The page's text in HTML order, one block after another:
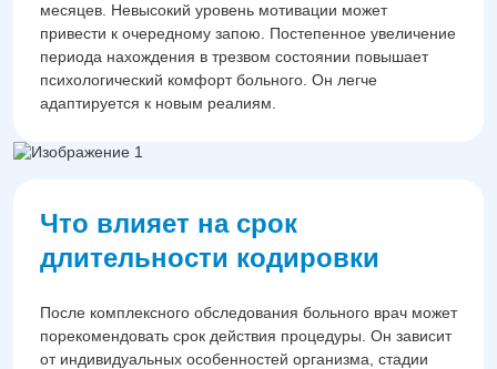
месяцев. Невысокий уровень мотивации может
привести к очередному запою. Постепенное увеличение
периода нахождения в трезвом состоянии повышает
психологический комфорт больного. Он легче
адаптируется к новым реалиям.
Что влияет на срок
длительности кодировки
После комплексного обследования больного врач может
порекомендовать срок действия процедуры. Он зависит
от индивидуальных особенностей организма, стадии